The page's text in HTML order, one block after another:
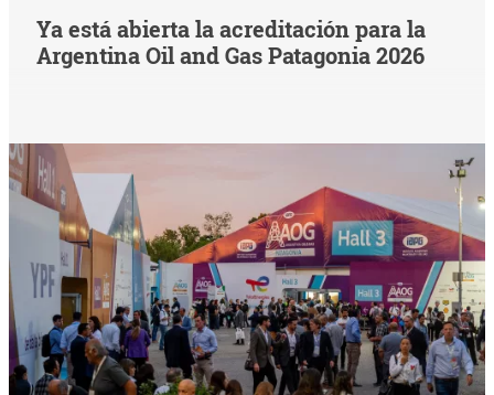
Ya está abierta la acreditación para la
Argentina Oil and Gas Patagonia 2026